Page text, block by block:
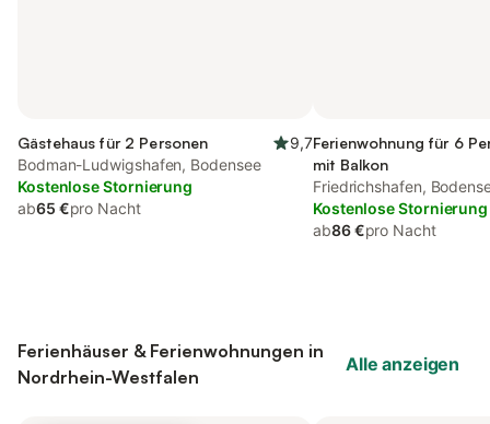
Gästehaus für 2 Personen
9,7
Bodman-Ludwigshafen, Bodensee
Kostenlose Stornierung
ab65 €pro Nacht
Ferienwohnung für 6
mit Balkon
Friedrichshafen,
Kostenlose Stornierung
ab86 €pro Nacht
Ferienhäuser & Ferienwohnungen in
Nordrhein-Westfalen
Alle anzeigen